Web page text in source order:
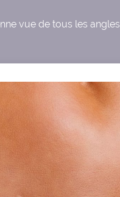
vue de tous les angles